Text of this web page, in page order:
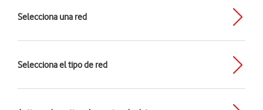
Selecciona una red
Selecciona el tipo de red